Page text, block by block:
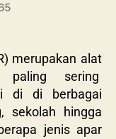
merupakan alat
paling sering
di di berbagai
sekolah hingga
jenis apar